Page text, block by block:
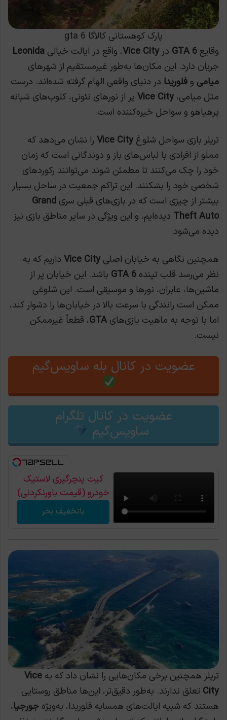
پارک کوهستانی کالاگا gta 6
وقایع GTA 6 در Vice City، واقع در ایالت خیالی Leonida
جریان دارد. این مکان‌ها به‌طور غیرمستقیم از شهرهای
میامی و فلوریدا در دنیای واقعی الهام گرفته شده‌اند. درست
مثل میامی، Vice City پر از نورهای نئونی، کلوب‌های شبانه
پرهیاهو و سواحل خیره‌کننده است.
تریلر بازی سواحل شلوغ Vice City را نشان می‌دهد که
مملو از افرادی با لباس‌های باز و دوندگانی است که زمان
خود را چک می‌کنند تا مطمئن شوند می‌توانند رکوردهای
شخصی خود را بشکنند. این تراکم جمعیت در ساحل بسیار
بیشتر از چیزی است که در بازی‌های قبلی سری Grand
Theft Auto دیده‌ایم، و این ویژگی در سایر مناطق بازی نیز
دیده می‌شود.
همچنین نگاهی به خیابان اصلی Vice City داریم که به
نظر می‌رسد قلب تپنده GTA 6 باشد. این خیابان پر از
ماشین‌ها، عابران، نورها و موسیقی است. این شلوغی
ممکن است رانندگی با سرعت بالا در خیابان‌ها را دشوار کند،
اما با توجه به ماهیت بازی‌های GTA، قطعاً غیرممکن
نیست.
عضویت در کانال بله ساویس‌گیم
عضویت در کانال تلگرام
ساویس‌گیم
کیت پنچرگیری لاستیک
خودرو (قیمت باورنکردنی)
باتخفیف بخر
تریلر همچنین برخی مکان‌هایی را نشان داد که به Vice
City تعلق ندارند. به‌طور دقیق‌تر، این‌ها مناطق روستایی
هستند که شبیه ایالت‌های همسایه فلوریدا، به‌ویژه جورجیا،